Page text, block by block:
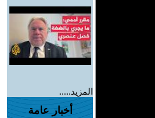
المزيد.....
أخبار عامة